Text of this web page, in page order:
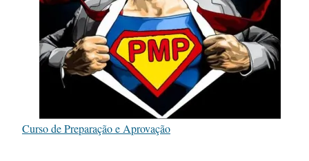
Curso de Preparação e Aprovação